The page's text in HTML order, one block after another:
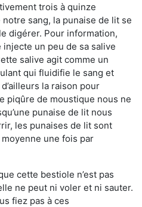
trois à quinze
sang, la punaise de lit se
digérer. Pour information,
injecte un peu de sa salive
salive agit comme un
qui fluidifie le sang et
la raison pour
piqûre de moustique nous ne
punaise de lit nous
les punaises de lit sont
une fois par
cette bestiole n’est pas
ne peut ni voler et ni sauter.
fiez pas à ces